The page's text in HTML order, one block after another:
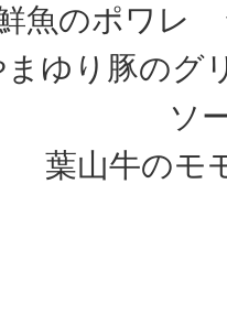
魚のポワレ
まゆり豚の
ソ
葉山牛のモ